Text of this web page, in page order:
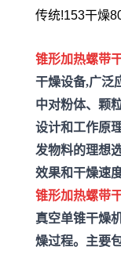
传统!153干燥
锥形加热螺带
干燥设备,广泛
中对粉体、颗
设计和工作原
发物料的理想
效果和干燥速
锥形加热螺带
真空单锥干燥
燥过程。主要